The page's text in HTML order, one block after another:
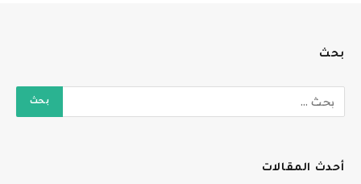
بحث
أحدث المقالات